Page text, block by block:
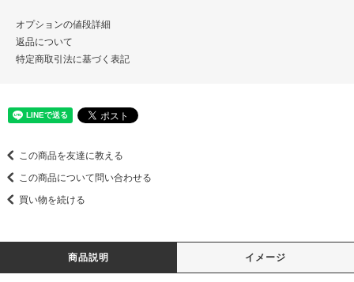
オプションの値段詳細
返品について
特定商取引法に基づく表記
この商品を友達に教える
この商品について問い合わせる
買い物を続ける
商品説明 イメージ